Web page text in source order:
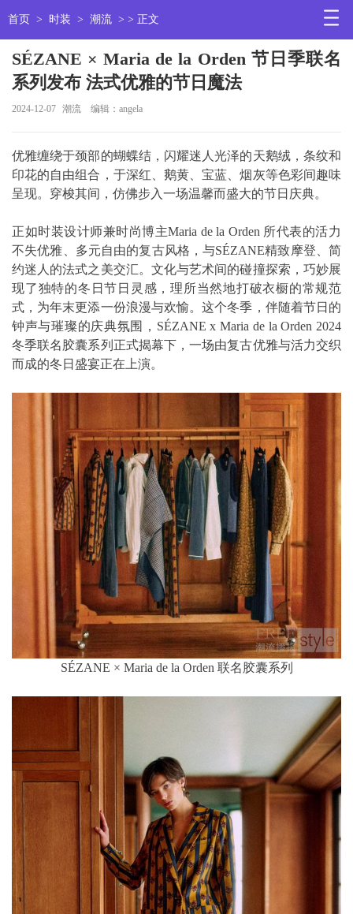
首页 > 时装 > 潮流 > > 正文
SÉZANE × Maria de la Orden 节日季联名
系列发布 法式优雅的节日魔法
2024-12-07 潮流 编辑：angela
优雅缠绕于颈部的蝴蝶结，闪耀迷人光泽的天鹅绒，条纹和
印花的自由组合，于深红、鹅黄、宝蓝、烟灰等色彩间趣味
呈现。穿梭其间，仿佛步入一场温馨而盛大的节日庆典。
正如时装设计师兼时尚博主Maria de la Orden 所代表的活力
不失优雅、多元自由的复古风格，与SÉZANE精致摩登、简
约迷人的法式之美交汇。文化与艺术间的碰撞探索，巧妙展
现了独特的冬日节日灵感，理所当然地打破衣橱的常规范
式，为年末更添一份浪漫与欢愉。这个冬季，伴随着节日的
钟声与璀璨的庆典氛围，SÉZANE x Maria de la Orden 2024
冬季联名胶囊系列正式揭幕下，一场由复古优雅与活力交织
而成的冬日盛宴正在上演。
SÉZANE × Maria de la Orden 联名胶囊系列